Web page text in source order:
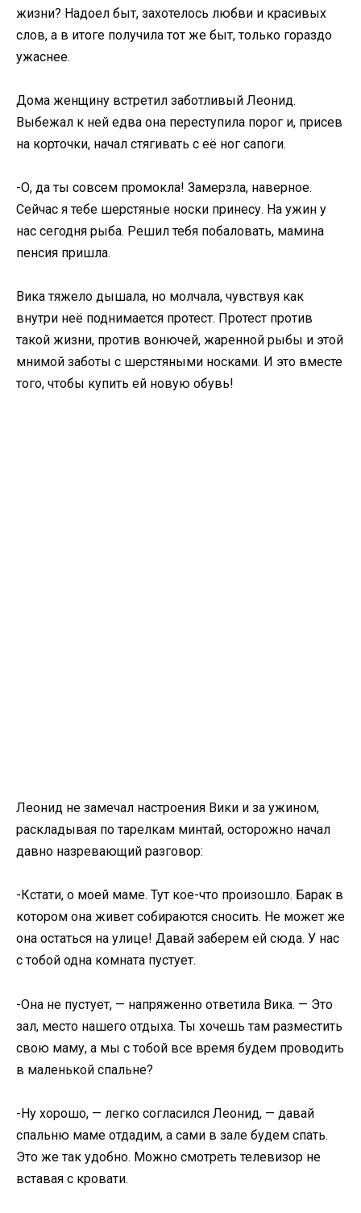
жизни? Надоел быт, захотелось любви и красивых
слов, а в итоге получила тот же быт, только гораздо
ужаснее.
Дома женщину встретил заботливый Леонид.
Выбежал к ней едва она переступила порог и, присев
на корточки, начал стягивать с её ног сапоги.
-О, да ты совсем промокла! Замерзла, наверное.
Сейчас я тебе шерстяные носки принесу. На ужин у
нас сегодня рыба. Решил тебя побаловать, мамина
пенсия пришла.
Вика тяжело дышала, но молчала, чувствуя как
внутри неё поднимается протест. Протест против
такой жизни, против вонючей, жаренной рыбы и этой
мнимой заботы с шерстяными носками. И это вместе
того, чтобы купить ей новую обувь!
Леонид не замечал настроения Вики и за ужином,
раскладывая по тарелкам минтай, осторожно начал
давно назревающий разговор:
-Кстати, о моей маме. Тут кое-что произошло. Барак в
котором она живет собираются сносить. Не может же
она остаться на улице! Давай заберем ей сюда. У нас
с тобой одна комната пустует.
-Она не пустует, — напряженно ответила Вика. — Это
зал, место нашего отдыха. Ты хочешь там разместить
свою маму, а мы с тобой все время будем проводить
в маленькой спальне?
-Ну хорошо, — легко согласился Леонид, — давай
спальню маме отдадим, а сами в зале будем спать.
Это же так удобно. Можно смотреть телевизор не
вставая с кровати.